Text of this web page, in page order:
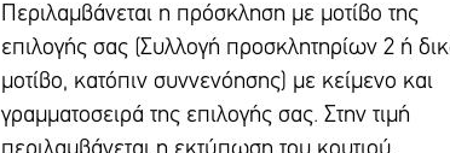
Περιλαμβάνεται η πρόσκληση με μοτίβο της
επιλογής σας (Συλλογή προσκλητηρίων 2 ή
μοτίβο, κατόπιν συννενόησης) με κείμενο και
γραμματοσειρά της επιλογής σας. Στην τιμή